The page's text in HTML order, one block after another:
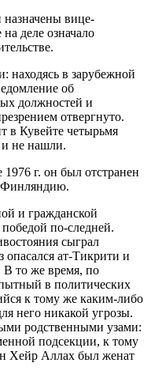
назначены вице-
деле означало
находясь в зарубежной
об
должностей и
отвергнуто.
в Кувейте четырьмя
и не нашли.
г. он был отстранен
Финляндию.
и гражданской
по-следней.
сыграл
опасался ат-Тикрити и
В то же время, по
в политических
к тому же каким-либо
него никакой угрозы.
родственными узами:
подсекции, к тому
Хейр Аллах был женат